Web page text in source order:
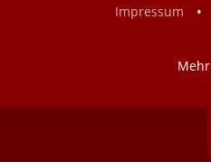
Impressum
•
Mehr